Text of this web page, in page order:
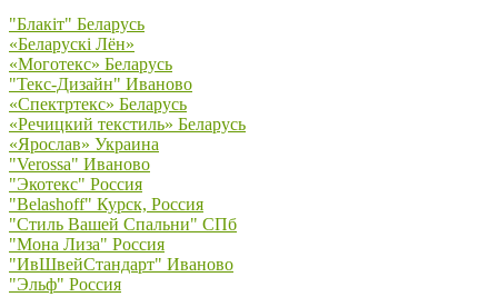
"Блакiт" Беларусь
«Беларускi Лён»
«Моготекс» Беларусь
"Текс-Дизайн" Иваново
«Спектртекс» Беларусь
«Речицкий текстиль» Беларусь
«Ярослав» Украина
"Verossa" Иваново
"Экотекс" Россия
"Belashoff" Курск, Россия
"Стиль Вашей Спальни" СПб
"Мона Лиза" Россия
"ИвШвейСтандарт" Иваново
"Эльф" Россия